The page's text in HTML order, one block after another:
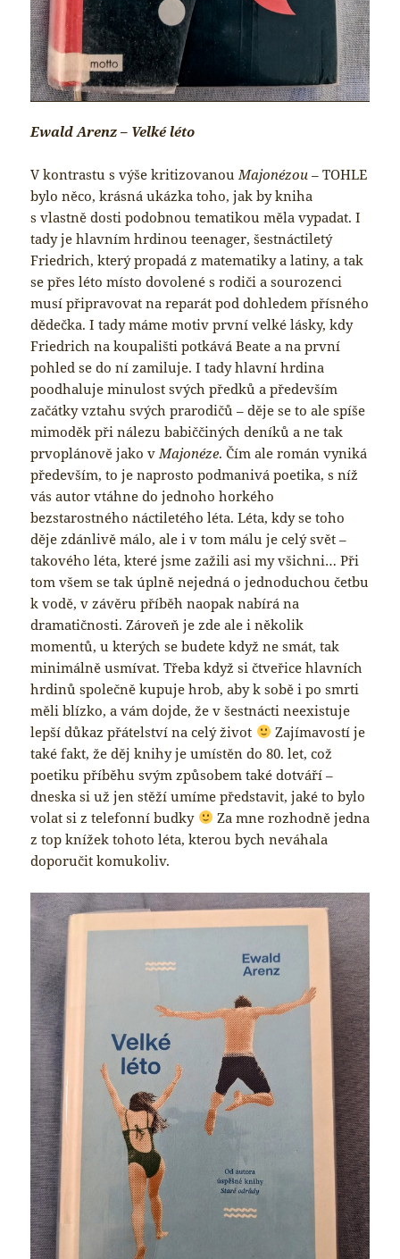
Ewald Arenz – Velké léto
V kontrastu s výše kritizovanou Majonézou – TOHLE
bylo něco, krásná ukázka toho, jak by kniha
s vlastně dosti podobnou tematikou měla vypadat. I
tady je hlavním hrdinou teenager, šestnáctiletý
Friedrich, který propadá z matematiky a latiny, a tak
se přes léto místo dovolené s rodiči a sourozenci
musí připravovat na reparát pod dohledem přísného
dědečka. I tady máme motiv první velké lásky, kdy
Friedrich na koupališti potkává Beate a na první
pohled se do ní zamiluje. I tady hlavní hrdina
poodhaluje minulost svých předků a především
začátky vztahu svých prarodičů – děje se to ale spíše
mimoděk při nálezu babiččiných deníků a ne tak
prvoplánově jako v Majonéze. Čím ale román vyniká
především, to je naprosto podmanivá poetika, s níž
vás autor vtáhne do jednoho horkého
bezstarostného náctiletého léta. Léta, kdy se toho
děje zdánlivě málo, ale i v tom málu je celý svět –
takového léta, které jsme zažili asi my všichni… Při
tom všem se tak úplně nejedná o jednoduchou četbu
k vodě, v závěru příběh naopak nabírá na
dramatičnosti. Zároveň je zde ale i několik
momentů, u kterých se budete když ne smát, tak
minimálně usmívat. Třeba když si čtveřice hlavních
hrdinů společně kupuje hrob, aby k sobě i po smrti
měli blízko, a vám dojde, že v šestnácti neexistuje
lepší důkaz přátelství na celý život
Zajímavostí je
také fakt, že děj knihy je umístěn do 80. let, což
poetiku příběhu svým způsobem také dotváří –
dneska si už jen stěží umíme představit, jaké to bylo
volat si z telefonní budky
Za mne rozhodně jedna
z top knížek tohoto léta, kterou bych neváhala
doporučit komukoliv.